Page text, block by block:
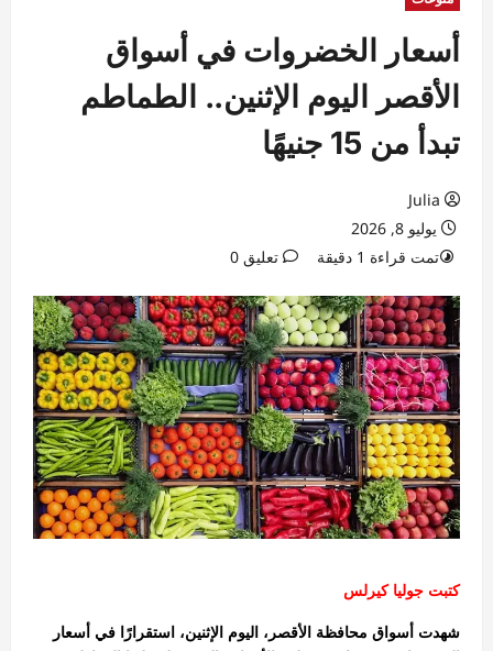
أسعار الخضروات في أسواق
الأقصر اليوم الإثنين.. الطماطم
تبدأ من 15 جنيهًا
Julia
يوليو 8, 2026
تمت قراءة 1 دقيقة
تعليق 0
كتبت جوليا كيرلس
شهدت أسواق محافظة الأقصر، اليوم الإثنين، استقرارًا في أسعار